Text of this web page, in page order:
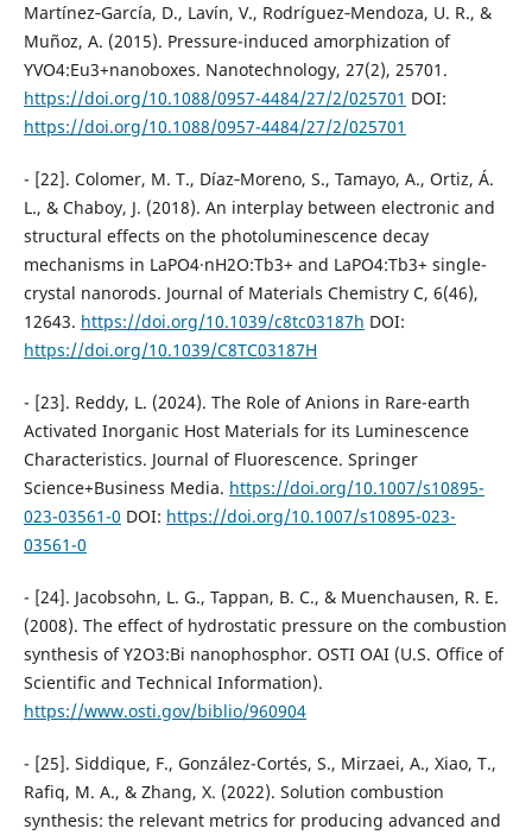
Martínez‐García, D., Lavı́n, V., Rodríguez‐Mendoza, U. R., &
Muñoz, A. (2015). Pressure-induced amorphization of
YVO4:Eu3+nanoboxes. Nanotechnology, 27(2), 25701.
https://doi.org/10.1088/0957-4484/27/2/025701 DOI:
https://doi.org/10.1088/0957-4484/27/2/025701
- [22]. Colomer, M. T., Díaz‐Moreno, S., Tamayo, A., Ortiz, Á.
L., & Chaboy, J. (2018). An interplay between electronic and
structural effects on the photoluminescence decay
mechanisms in LaPO4·nH2O:Tb3+ and LaPO4:Tb3+ single-
crystal nanorods. Journal of Materials Chemistry C, 6(46),
12643. https://doi.org/10.1039/c8tc03187h DOI:
https://doi.org/10.1039/C8TC03187H
- [23]. Reddy, L. (2024). The Role of Anions in Rare-earth
Activated Inorganic Host Materials for its Luminescence
Characteristics. Journal of Fluorescence. Springer
Science+Business Media. https://doi.org/10.1007/s10895-
023-03561-0 DOI: https://doi.org/10.1007/s10895-023-
03561-0
- [24]. Jacobsohn, L. G., Tappan, B. C., & Muenchausen, R. E.
(2008). The effect of hydrostatic pressure on the combustion
synthesis of Y2O3:Bi nanophosphor. OSTI OAI (U.S. Office of
Scientific and Technical Information).
https://www.osti.gov/biblio/960904
- [25]. Siddique, F., González-Cortés, S., Mirzaei, A., Xiao, T.,
Rafiq, M. A., & Zhang, X. (2022). Solution combustion
synthesis: the relevant metrics for producing advanced and